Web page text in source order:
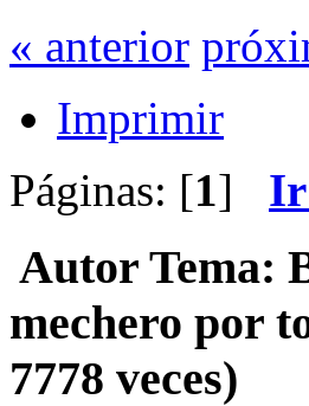
« anterior
Imprimir
Páginas: [1] Ir
Autor Tema:
mechero por
7778 veces)